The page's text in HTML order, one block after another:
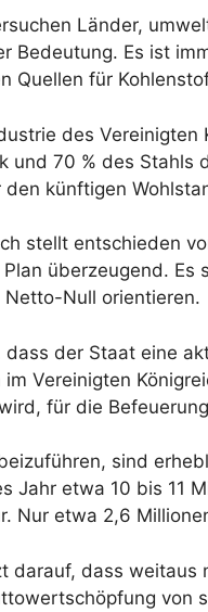
Länder,
Bedeutung. Es ist
Quellen für
des
und 70 % des
künftigen
stellt entschieden
überzeugend.
Null orientieren.
der Staat eine
Vereinigten
für die
sind
Jahr etwa 10 bis 11
Nur etwa 2,6
darauf, dass
von